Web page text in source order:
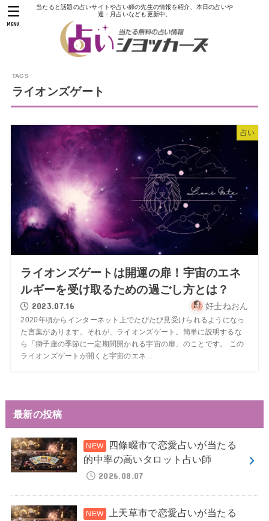
当たると話題の占いサイトや占い師の先生の情報を紹介、本日の占いや
週・月占いなども更新中。
MENU
ライオンズゲート
占い
ライオンズゲートは開運の扉！宇宙のエネ
ルギーを受け取るための過ごし方とは？
2023.07.16 好士ねおん
2020年頃からインターネット上でたびたび見受けられるようになっ
た言葉があります。それが、ライオンズゲート。簡単に説明するな
ら「獅子座の季節に一定期間開かれる宇宙の扉」のことです。 この
ライオンズゲートが開くと宇宙のエネ...
最新の投稿
四條畷市で恋愛占いが当たる
的中率の高いタロット占い師
2026.08.07
上天草市で恋愛占いが当たる